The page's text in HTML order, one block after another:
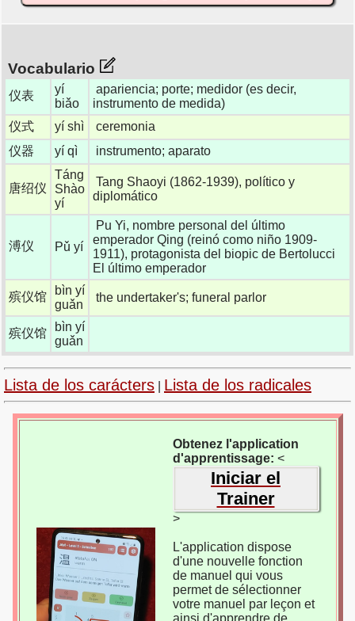
Vocabulario
仪表
yí
biǎo
apariencia; porte; medidor (es decir,
instrumento de medida)
仪式
yí shì
ceremonia
仪器
yí qì instrumento; aparato
唐绍仪
Táng
Shào
yí
Tang Shaoyi (1862-1939), político y
diplomático
溥仪 Pǔ yí
Pu Yi, nombre personal del último
emperador Qing (reinó como niño 1909-
1911), protagonista del biopic de Bertolucci
El último emperador
殡仪馆
bìn yí
guǎn
the undertaker's; funeral parlor
殡仪馆
bìn yí
guǎn
Lista de los carácters Lista de los radicales
Obtenez l'application
d'apprentissage: <
Iniciar el
Trainer
>
L'application dispose
d'une nouvelle fonction
de manuel qui vous
permet de sélectionner
votre manuel par leçon et
ainsi d'apprendre de